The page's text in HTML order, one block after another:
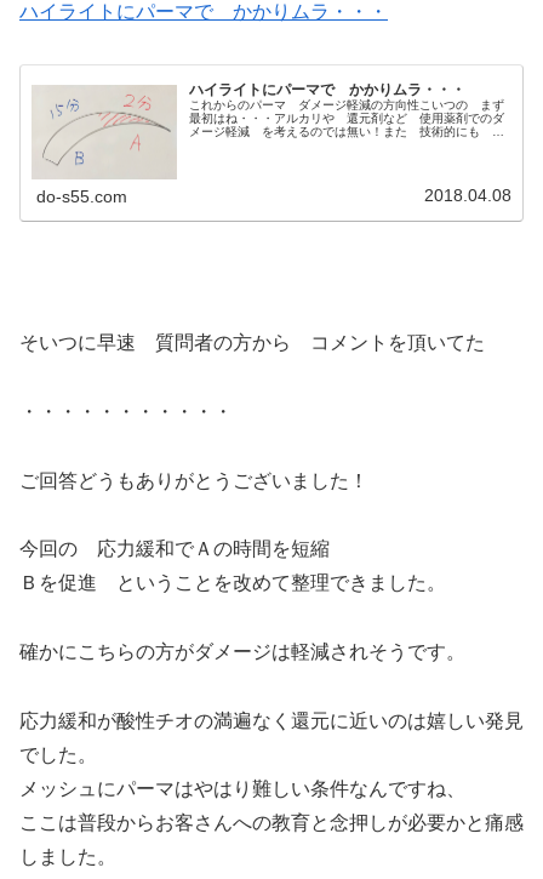
ハイライトにパーマで かかりムラ・・・
ハイライトにパーマで かかりムラ・・・
これからのパーマ ダメージ軽減の方向性こいつの まず
最初はね・・・アルカリや 還元剤など 使用薬剤でのダ
メージ軽減 を考えるのでは無い！また 技術的にも 特
do-s55.com 2018.04.08
そいつに早速 質問者の方から コメントを頂いてた
・・・・・・・・・・・
ご回答どうもありがとうございました！
今回の 応力緩和でＡの時間を短縮
Ｂを促進 ということを改めて整理できました。
確かにこちらの方がダメージは軽減されそうです。
応力緩和が酸性チオの満遍なく還元に近いのは嬉しい発見
でした。
メッシュにパーマはやはり難しい条件なんですね、
ここは普段からお客さんへの教育と念押しが必要かと痛感
しました。